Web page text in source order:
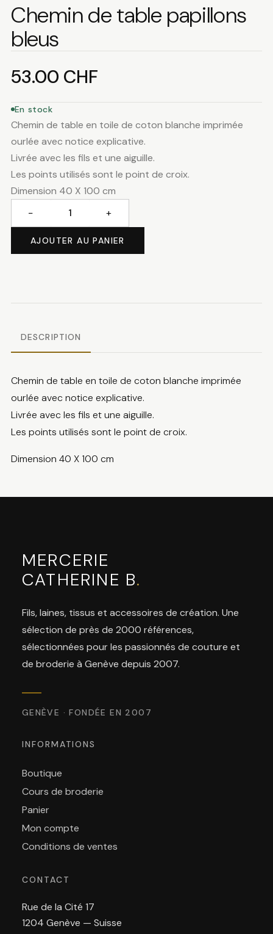
Chemin de table papillons
bleus
53.00 CHF
En stock
Chemin de table en toile de coton blanche imprimée
ourlée avec notice explicative.
Livrée avec les fils et une aiguille.
Les points utilisés sont le point de croix.
Dimension 40 X 100 cm
Chemin
papillons
− +
AJOUTER AU PANIER
DESCRIPTION
Chemin de table en toile de coton blanche imprimée
ourlée avec notice explicative.
Livrée avec les fils et une aiguille.
Les points utilisés sont le point de croix.
Dimension 40 X 100 cm
MERCERIE
CATHERINE B.
Fils, laines, tissus et accessoires de création. Une
sélection de près de 2000 références,
sélectionnées pour les passionnés de couture et
de broderie à Genève depuis 2007.
GENÈVE · FONDÉE EN 2007
INFORMATIONS
Boutique
Cours de broderie
Panier
Mon compte
Conditions de ventes
CONTACT
Rue de la Cité 17
1204 Genève — Suisse